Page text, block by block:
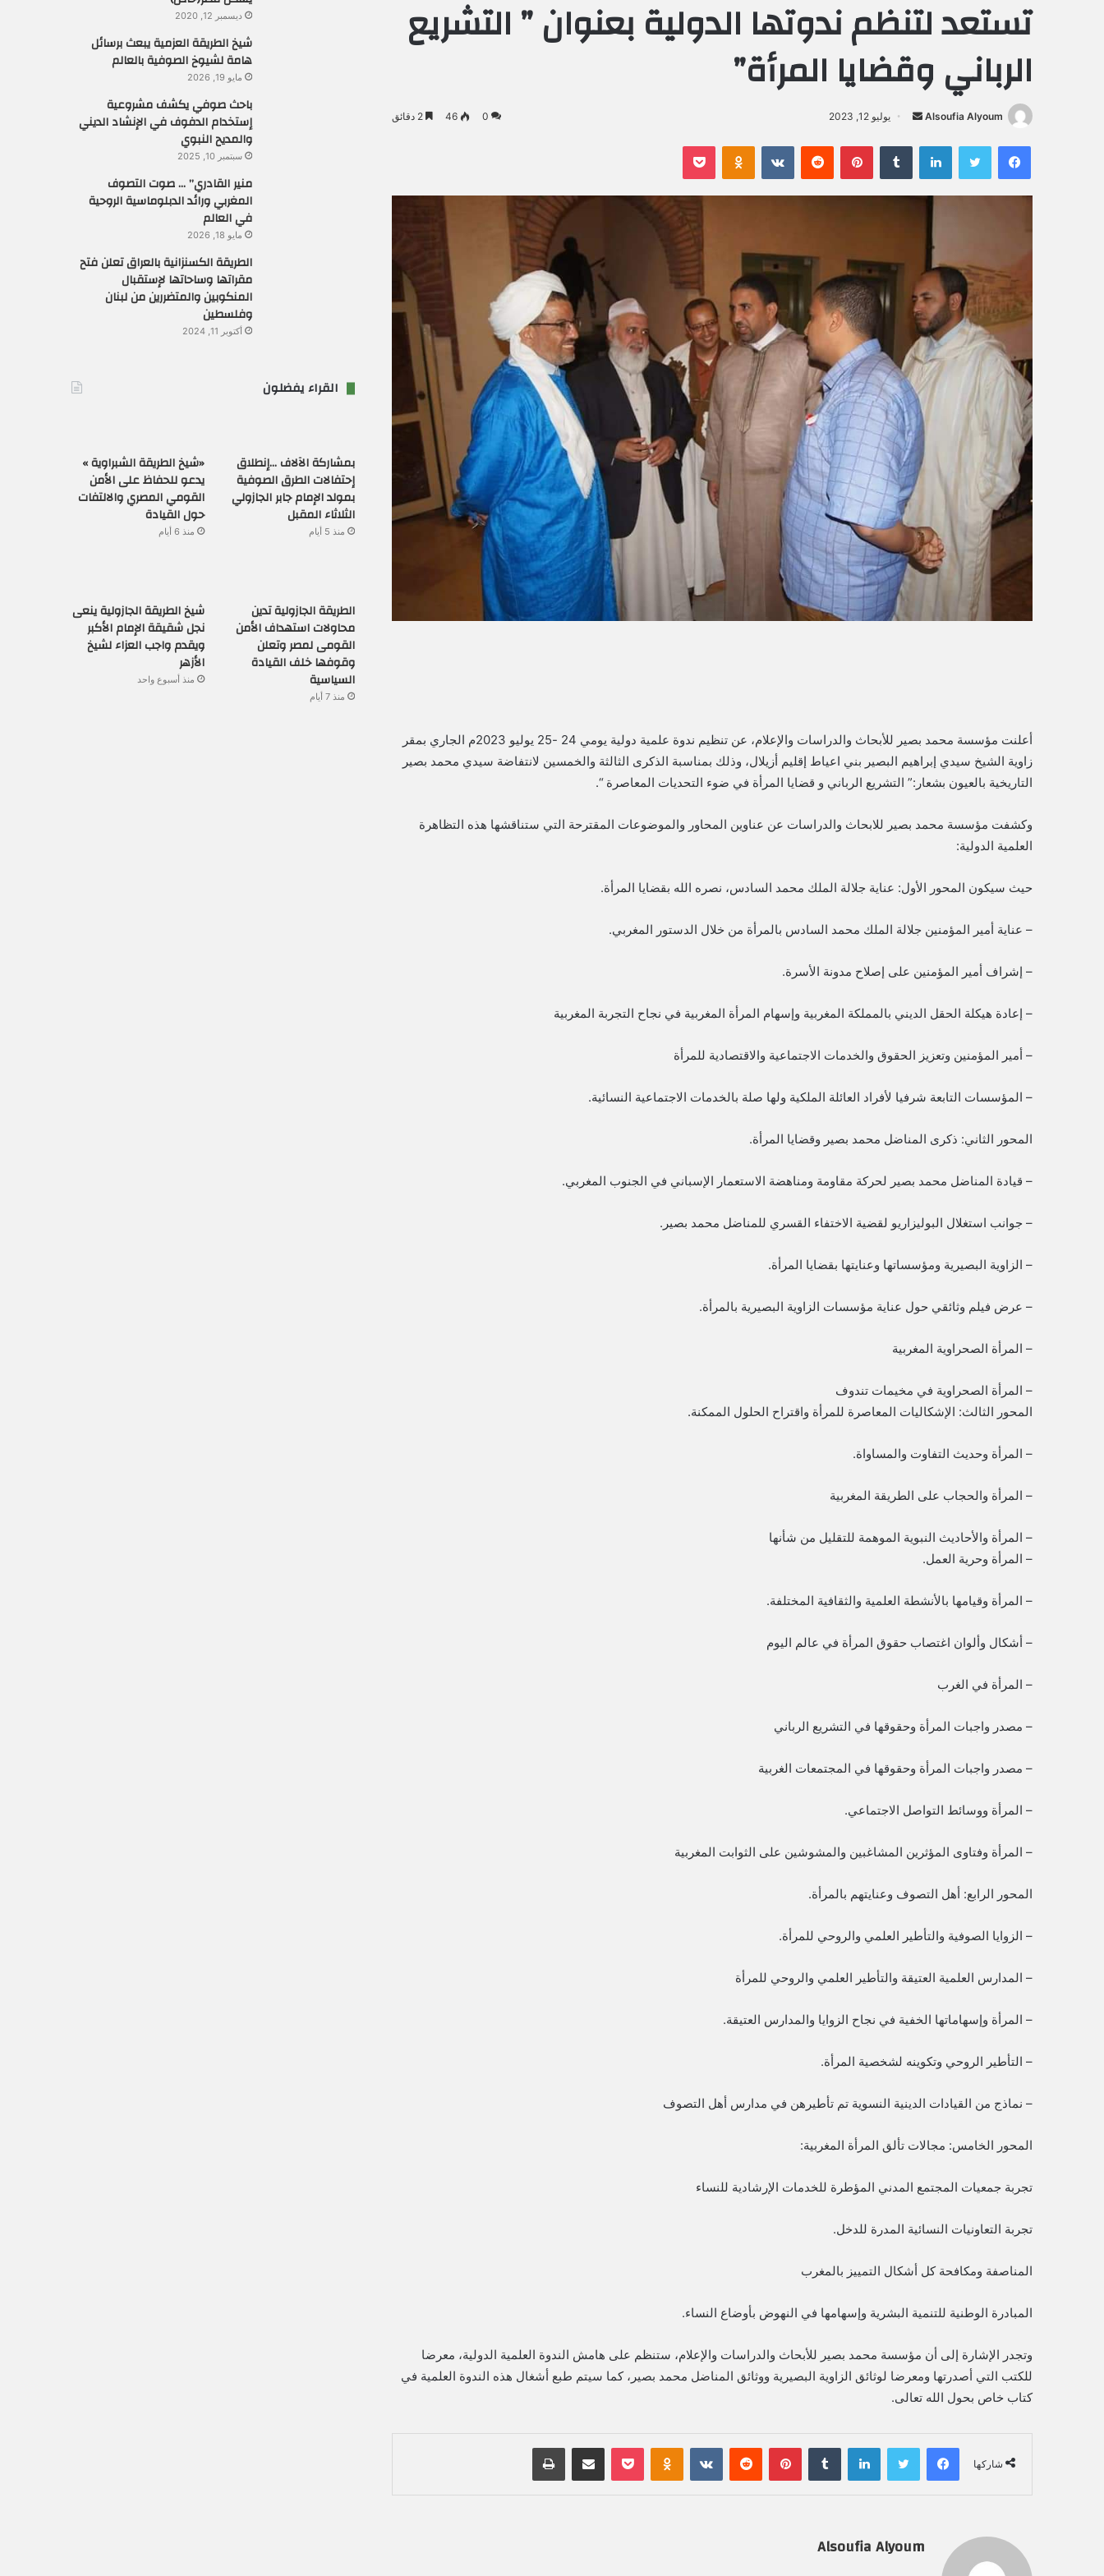
تستعد لتنظم ندوتها الدولية بعنوان ” التشريع
الرباني وقضايا المرأة”
Alsoufia Alyoum
ل
ب
إ
ت
ر
و
ن
ي
ا
يوليو 12, 2023 0
46
فيسبوك لينكدإن بينتيريست
أعلنت مؤسسة محمد بصير للأبحاث والدراسات والإعلام، عن تنظيم ندوة علمية دولية يومي 24 -25 يوليو 2023م الجاري بمقر
زاوية الشيخ سيدي إبراهيم البصير بني اعياط إقليم أزيلال، وذلك بمناسبة الذكرى الثالثة والخمسين لانتفاضة سيدي محمد بصير
التاريخية بالعيون بشعار:” التشريع الرباني و قضايا المرأة في ضوء التحديات المعاصرة “.
وكشفت مؤسسة محمد بصير للابحاث والدراسات عن عناوين المحاور والموضوعات المقترحة التي ستناقشها هذه التظاهرة
العلمية الدولية:
حيث سيكون المحور الأول: عناية جلالة الملك محمد السادس، نصره الله بقضايا المرأة.
– عناية أمير المؤمنين جلالة الملك محمد السادس بالمرأة من خلال الدستور المغربي.
– إشراف أمير المؤمنين على إصلاح مدونة الأسرة.
– إعادة هيكلة الحقل الديني بالمملكة المغربية وإسهام المرأة المغربية في نجاح التجربة المغربية
– أمير المؤمنين وتعزيز الحقوق والخدمات الاجتماعية والاقتصادية للمرأة
– المؤسسات التابعة شرفيا لأفراد العائلة الملكية ولها صلة بالخدمات الاجتماعية النسائية.
المحور الثاني: ذكرى المناضل محمد بصير وقضايا المرأة.
– قيادة المناضل محمد بصير لحركة مقاومة ومناهضة الاستعمار الإسباني في الجنوب المغربي.
– جوانب استغلال البوليزاريو لقضية الاختفاء القسري للمناضل محمد بصير.
– الزاوية البصيرية ومؤسساتها وعنايتها بقضايا المرأة.
– عرض فيلم وثائقي حول عناية مؤسسات الزاوية البصيرية بالمرأة.
– المرأة الصحراوية المغربية
– المرأة الصحراوية في مخيمات تندوف
المحور الثالث: الإشكاليات المعاصرة للمرأة واقتراح الحلول الممكنة.
– المرأة وحديث التفاوت والمساواة.
– المرأة والحجاب على الطريقة المغربية
– المرأة والأحاديث النبوية الموهمة للتقليل من شأنها
– المرأة وحرية العمل.
– المرأة وقيامها بالأنشطة العلمية والثقافية المختلفة.
– أشكال وألوان اغتصاب حقوق المرأة في عالم اليوم
– المرأة في الغرب
– مصدر واجبات المرأة وحقوقها في التشريع الرباني
– مصدر واجبات المرأة وحقوقها في المجتمعات الغربية
– المرأة ووسائط التواصل الاجتماعي.
– المرأة وفتاوى المؤثرين المشاغبين والمشوشين على الثوابت المغربية
المحور الرابع: أهل التصوف وعنايتهم بالمرأة.
– الزوايا الصوفية والتأطير العلمي والروحي للمرأة.
– المدارس العلمية العتيقة والتأطير العلمي والروحي للمرأة
– المرأة وإسهاماتها الخفية في نجاح الزوايا والمدارس العتيقة.
– التأطير الروحي وتكوينه لشخصية المرأة.
– نماذج من القيادات الدينية النسوية تم تأطيرهن في مدارس أهل التصوف
المحور الخامس: مجالات تألق المرأة المغربية:
تجربة جمعيات المجتمع المدني المؤطرة للخدمات الإرشادية للنساء
تجربة التعاونيات النسائية المدرة للدخل.
المناصفة ومكافحة كل أشكال التمييز بالمغرب
المبادرة الوطنية للتنمية البشرية وإسهامها في النهوض بأوضاع النساء.
وتجدر الإشارة إلى أن مؤسسة محمد بصير للأبحاث والدراسات والإعلام، ستنظم على هامش الندوة العلمية الدولية، معرضا
للكتب التي أصدرتها ومعرضا لوثائق الزاوية البصيرية ووثائق المناضل محمد بصير، كما سيتم طبع أشغال هذه الندوة العلمية في
كتاب خاص بحول الله تعالى.
شاركها
فيسبوك لينكدإن بينتيريست بوكيت
Alsoufia Alyoum
ديسمبر 12, 2020
شيخ الطريقة العزمية يبعث برسائل
هامة لشيوخ الصوفية بالعالم
مايو 19, 2026
باحث صوفي يكشف مشروعية
إستخدام الدفوف في الإنشاد الديني
والمديح النبوي
سبتمبر 10, 2025
منير القادري” … صوت التصوف
المغربي ورائد الدبلوماسية الروحية
في العالم
مايو 18, 2026
الطريقة الكسنزانية بالعراق تعلن فتح
مقراتها وساحاتها لإستقبال
المنكوبين والمتضررين من لبنان
وفلسطين
أكتوبر 11, 2024
القراء يفضلون
بمشاركة الآلاف …إنطلاق
إحتفالات الطرق الصوفية
بمولد الإمام جابر الجازولي
الثلاثاء المقبل
منذ 5 أيام
«شيخ الطريقة الشبراوية »
يدعو للحفاظ على الأمن
القومي المصري والالتفات
حول القيادة
منذ 6 أيام
الطريقة الجازولية تدين
محاولات استهداف الأمن
القومى لمصر وتعلن
وقوفها خلف القيادة
السياسية
منذ 7 أيام
شيخ الطريقة الجازولية ينعى
نجل شقيقة الإمام الأكبر
ويقدم واجب العزاء لشيخ
الأزهر
منذ أسبوع واحد